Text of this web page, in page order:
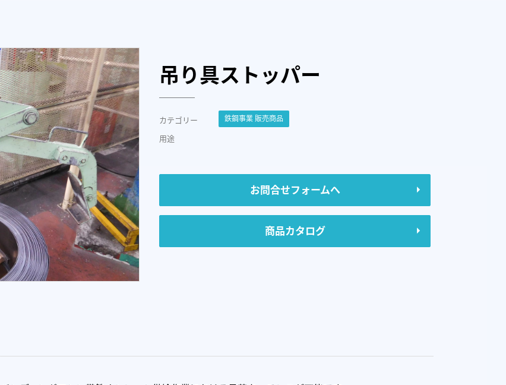
吊り具ストッパー
カテゴリー 鉄鋼事業 販売商品
用途
お問合せフォームへ
商品カタログ